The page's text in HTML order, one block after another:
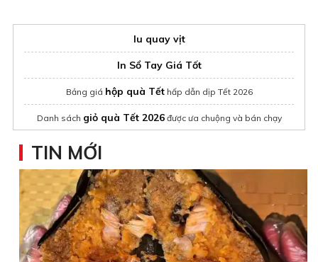
lu quay vịt
In Sổ Tay Giá Tốt
Bảng giá hộp quà Tếthấp dẫn dịp Tết 2026
Danh sách giỏ quà Tết 2026được ưa chuộng và bán chạy
Bình giữ nhiệt quà tặng
Gợi ý nhữngHộp quà tết cao cấpchất lượng không thể bỏ qua
GiáChivas 12 Mizunarachính hãng giá tốt
TIN MỚI